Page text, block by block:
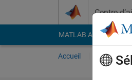
Centre
MATLAB Answers
Accueil Poser une